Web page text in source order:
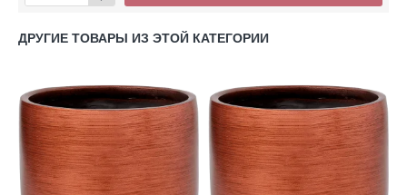
ДРУГИЕ ТОВАРЫ ИЗ ЭТОЙ КАТЕГОРИИ